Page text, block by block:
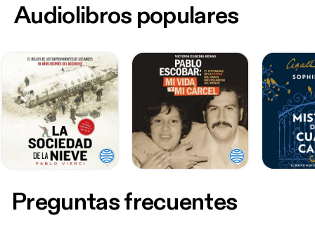
Audiolibros populares
Preguntas frecuentes